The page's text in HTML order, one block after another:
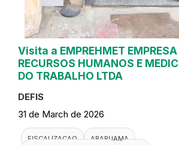
Visita a EMPREHMET EMPRESA
RECURSOS HUMANOS E
DO TRABALHO LTDA
DEFIS
31 de March de 2026
FISCALIZACAO
ARARUAMA